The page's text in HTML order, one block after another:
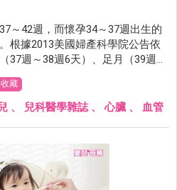
～42週，而懷孕34～37週出生的
根據2013美國婦產科學院公告依
37週～38週6天）、足月（39週
41週～41週6天）及延後（≧42
能，有許多研究報告，但是心臟
。
收藏
、 兒科醫學雜誌、心臟 、 血管